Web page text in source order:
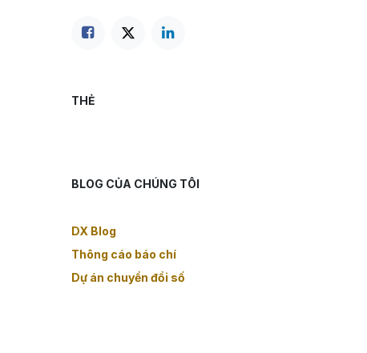
THẺ
BLOG CỦA CHÚNG TÔI
DX Blog
Thông cáo báo chí
Dự án chuyển đổi số